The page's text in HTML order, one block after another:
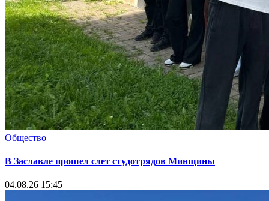
Общество
В Заславле прошел слет студотрядов Минщины
04.08.26 15:45